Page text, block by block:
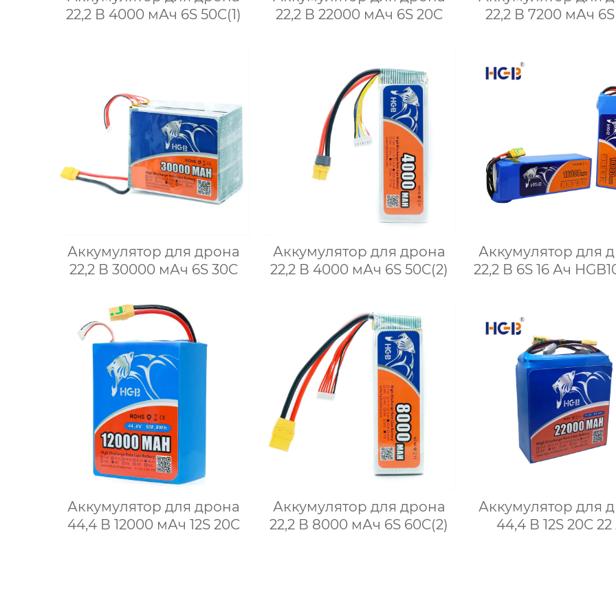
22,2 В 4000 мАч 6S 50C(1)
22,2 В 22000 мАч 6S 20C
22,2 В 7200 мАч
Аккумулятор для дрона
22,2 В 30000 мАч 6S 30C
Аккумулятор для дрона
22,2 В 4000 мАч 6S 50C(2)
Аккумулятор для
22,2 В 6S 16 Ач
Аккумулятор для дрона
44,4 В 12000 мАч 12S 20C
Аккумулятор для дрона
22,2 В 8000 мАч 6S 60C(2)
Аккумулятор для
44,4 В 12S 20C